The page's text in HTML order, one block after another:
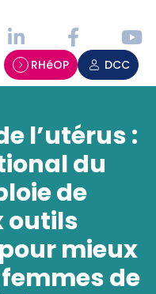
RHéOP DCC
l’utérus :
du
de
outils
mieux
de